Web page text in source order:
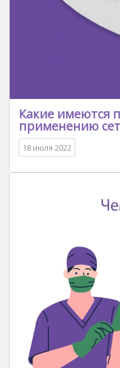
Какие имеются
применению
18 июля 2022